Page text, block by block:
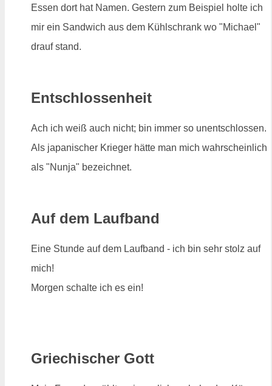
Essen dort hat Namen. Gestern zum Beispiel holte ich
mir ein Sandwich aus dem Kühlschrank wo "Michael"
drauf stand.
Entschlossenheit
Ach ich weiß auch nicht; bin immer so unentschlossen.
Als japanischer Krieger hätte man mich wahrscheinlich
als "Nunja" bezeichnet.
Auf dem Laufband
Eine Stunde auf dem Laufband - ich bin sehr stolz auf
mich!
Morgen schalte ich es ein!
Griechischer Gott